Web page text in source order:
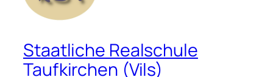
Staatliche Realschule
Taufkirchen (Vils)